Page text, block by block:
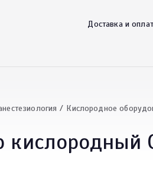
Доставка и
Кислородное